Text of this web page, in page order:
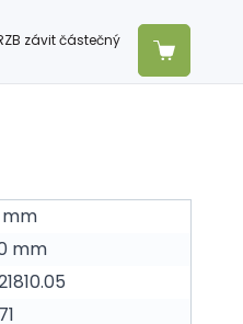
závit částečný
mm